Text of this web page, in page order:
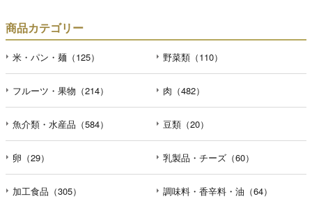
定の水準に達していると認めた委託者に業務委託の目的で
f）開示対象個人情報の開示等および問合せ窓口について
ご本人からの求めにより、当社が保有する開示対象個人情
報の利用目的の通知・開示・内容の訂正・追加または削
除・利用の停止・消去および第三者への提供の停止（「開
示等」といいます。）に応じます。開示等のお問合せは下
記の連絡先までお願い致します。
g）本人が個人情報を与えることの任意性及び当該情報を与
商品カテゴリー
米・パン・麺（125） 野菜類（110）
フルーツ・果物（214） 肉（482）
魚介類・水産品（584） 豆類（20）
卵（29） 乳製品・チーズ（60）
加工食品（305） 調味料・香辛料・油（64）